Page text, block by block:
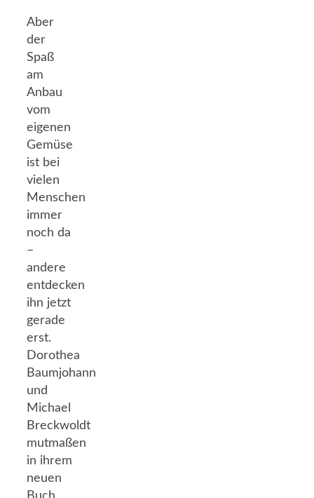
Aber
der
Spaß
am
Anbau
vom
eigenen
Gemüse
ist bei
vielen
Menschen
immer
noch da
–
andere
entdecken
ihn jetzt
gerade
erst.
Dorothea
Baumjohann
und
Michael
Breckwoldt
mutmaßen
in ihrem
neuen